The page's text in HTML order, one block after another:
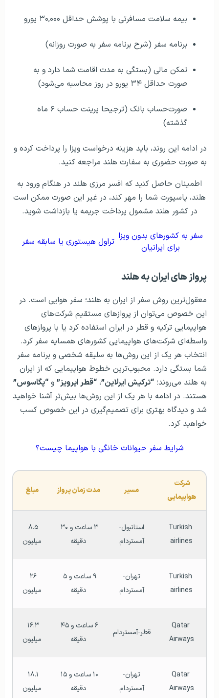
بیمه سلامت مسافرتی با پوشش حداقل ۳۰,۰۰۰ یورو
برنامه سفر (شرح برنامه سفر به صورت روزانه)
تمکن مالی (بستگی به مدت اقامت شما دارد و به
صورت حداقل ۳۴ یورو در روز محاسبه می‌شود)
صورت‌حساب بانک (ترجیحا پرینت حساب ۶ ماه
گذشته)
در ادامه این روند، باید هزینه درخواست ویزا را پرداخت کرده و
به صورت حضوری به سفارت هلند مراجعه کنید.
اطمینان حاصل کنید که افسر مرزی هلند در هنگام ورود به
هلند، پاسپورت شما را مهر کند، در غیر این صورت ممکن است
در کشور هلند مشمول پرداخت جریمه یا بازداشت شوید.
سفر به کشورهای بدون ویزا
برای ایرانیان
تراول هیستوری یا سابقه سفر
پرواز های ایران به هلند
معقول‌ترین روش سفر از ایران به هلند؛ سفر هوایی است. در
این خصوص می‌توان از پروازهای مستقیم شرکت‌های
هواپیمایی ترکیه و قطر در ایران استفاده کرد یا با پروازهای
واسطه‌ای شرکت‌های هواپیمایی کشورهای همسایه سفر کرد.
انتخاب هر یک از این روش‌ها به سلیقه شخصی و برنامه سفر
شما بستگی دارد. محبوب‌ترین خطوط هواپیمایی که از ایران
به هلند می‌روند؛ “ترکیش ایرلاین”، “قطر ایرویز” و “پگاسوس”
هستند. در ادامه با هر یک از این روش‌ها بیش‌تر آشنا خواهید
شد و دیدگاه بهتری برای تصمیم‌گیری در این خصوص کسب
خواهید کرد.
شرایط سفر حیوانات خانگی با هواپیما چیست؟
هواپیمایی
مسیر مدت زمان پرواز مبلغ
Turkish
airlines
استانبول-
آمستردام
دقیقه
میلیون
Turkish
airlines
تهران-
آمستردام
دقیقه
میلیون
Qatar
Airways
قطر-آمستردام
دقیقه
میلیون
Qatar
Airways
تهران-
آمستردام
دقیقه
میلیون